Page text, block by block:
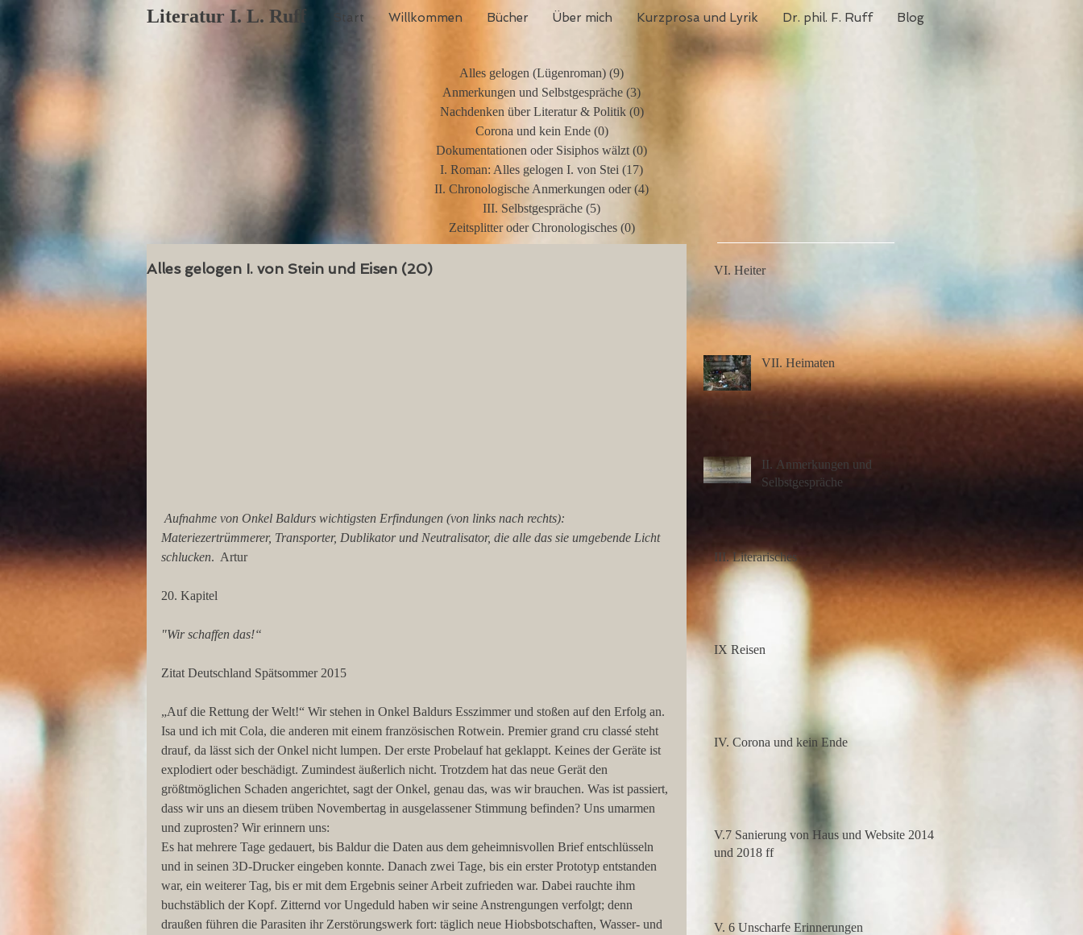
Literatur I. L. Ruff Start Willkommen Bücher Über mich Kurzprosa und Lyrik Dr. phil. F. Ruff Blog
Alles gelogen (Lügenroman) (9)
Anmerkungen und Selbstgespräche (3)
Nachdenken über Literatur & Politik (0)0 Beiträge
Corona und kein Ende (0)0 Beiträge
Dokumentationen oder Sisiphos wälzt (0)
I. Roman: Alles gelogen I. von Stei (17)
II. Chronologische Anmerkungen oder (4)
III. Selbstgespräche (5)
Zeitsplitter oder Chronologisches (0)0 Beiträge
Alles gelogen I. von Stein und Eisen (20)
Materiezertrümmerer, Transporter, Dublikator und Neutralisator, die alle das sie umgebende Licht
schlucken.  Artur
20. Kapitel
"Wir schaffen das!“
Zitat Deutschland Spätsommer 2015
„Auf die Rettung der Welt!“ Wir stehen in Onkel Baldurs Esszimmer und stoßen auf den Erfolg an.
Isa und ich mit Cola, die anderen mit einem französischen Rotwein. Premier grand cru classé steht
drauf, da lässt sich der Onkel nicht lumpen. Der erste Probelauf hat geklappt. Keines der Geräte ist
explodiert oder beschädigt. Zumindest äußerlich nicht. Trotzdem hat das neue Gerät den
größtmöglichen Schaden angerichtet, sagt der Onkel, genau das, was wir brauchen. Was ist passiert,
dass wir uns an diesem trüben Novembertag in ausgelassener Stimmung befinden? Uns umarmen
und zuprosten? Wir erinnern uns:
Es hat mehrere Tage gedauert, bis Baldur die Daten aus dem geheimnisvollen Brief entschlüsseln
und in seinen 3D-Drucker eingeben konnte. Danach zwei Tage, bis ein erster Prototyp entstanden
war, ein weiterer Tag, bis er mit dem Ergebnis seiner Arbeit zufrieden war. Dabei rauchte ihm
buchstäblich der Kopf. Zitternd vor Ungeduld haben wir seine Anstrengungen verfolgt; denn
draußen führen die Parasiten ihr Zerstörungswerk fort: täglich neue Hiobsbotschaften, Wasser- und
VI. Heiter
VII. Heimaten
II. Anmerkungen und
Selbstgespräche
III. Literarisches
IX Reisen
IV. Corona und kein Ende
V.7 Sanierung von Haus und Website 2014
und 2018 ff
V. 6 Unscharfe Erinnerungen